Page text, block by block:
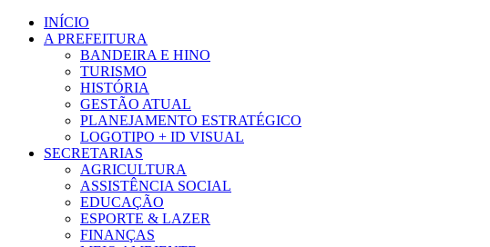
para
INÍCIO
A PREFEITURA
BANDEIRA E HINO
TURISMO
HISTÓRIA
GESTÃO ATUAL
PLANEJAMENTO ESTRATÉGICO
LOGOTIPO + ID VISUAL
SECRETARIAS
AGRICULTURA
ASSISTÊNCIA SOCIAL
EDUCAÇÃO
ESPORTE & LAZER
FINANÇAS